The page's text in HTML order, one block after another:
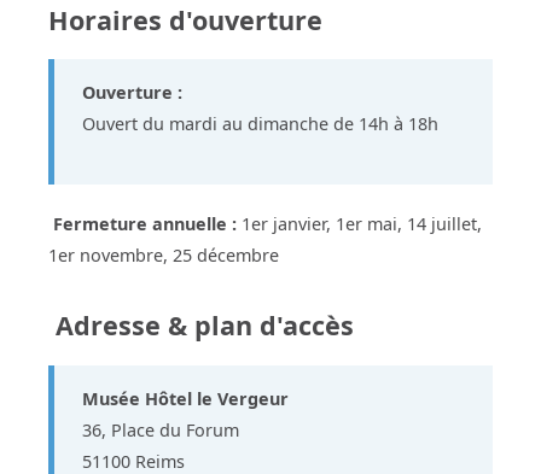
Horaires d'ouverture
Ouverture :
Ouvert du mardi au dimanche de 14h à 18h
Fermeture annuelle : 1er janvier, 1er mai, 14 juillet,
1er novembre, 25 décembre
Adresse & plan d'accès
Musée Hôtel le Vergeur
36, Place du Forum
51100 Reims